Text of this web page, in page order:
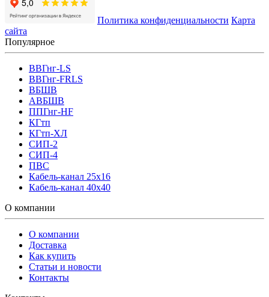
Политика конфиденциальности Карта
сайта
Популярное
ВВГнг-LS
ВВГнг-FRLS
ВБШВ
АВБШВ
ППГнг-HF
КГтп
КГтп-ХЛ
СИП-2
СИП-4
ПВС
Кабель-канал 25х16
Кабель-канал 40х40
О компании
О компании
Доставка
Как купить
Статьи и новости
Контакты